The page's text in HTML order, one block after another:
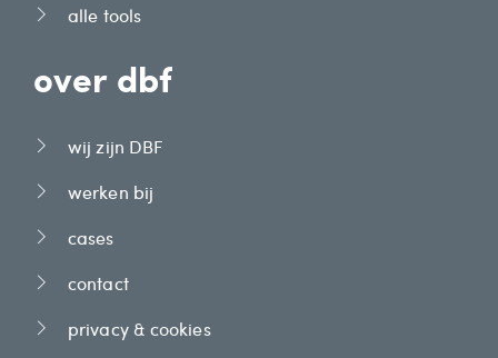
alle tools
over dbf
wij zijn DBF
werken bij
cases
contact
privacy & cookies